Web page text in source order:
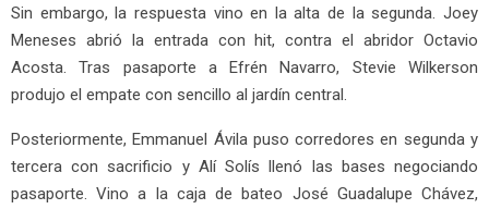
Sin embargo, la respuesta vino en la alta de la segunda. Joey
Meneses abrió la entrada con hit, contra el abridor Octavio
Acosta. Tras pasaporte a Efrén Navarro, Stevie Wilkerson
produjo el empate con sencillo al jardín central.
Posteriormente, Emmanuel Ávila puso corredores en segunda y
tercera con sacrificio y Alí Solís llenó las bases negociando
pasaporte. Vino a la caja de bateo José Guadalupe Chávez,